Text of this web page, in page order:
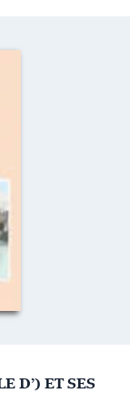
D’) ET SES